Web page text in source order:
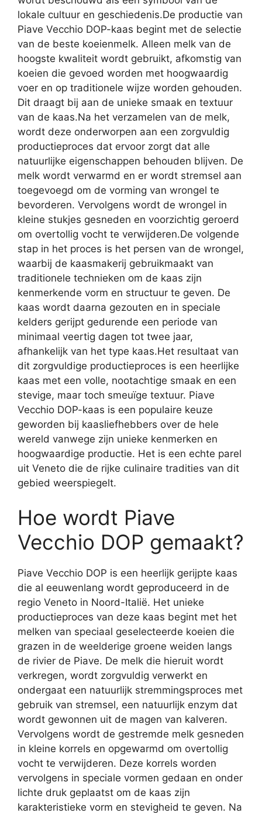
lokale cultuur en geschiedenis.De productie van
Piave Vecchio DOP-kaas begint met de selectie
van de beste koeienmelk. Alleen melk van de
hoogste kwaliteit wordt gebruikt, afkomstig van
koeien die gevoed worden met hoogwaardig
voer en op traditionele wijze worden gehouden.
Dit draagt bij aan de unieke smaak en textuur
van de kaas.Na het verzamelen van de melk,
wordt deze onderworpen aan een zorgvuldig
productieproces dat ervoor zorgt dat alle
natuurlijke eigenschappen behouden blijven. De
melk wordt verwarmd en er wordt stremsel aan
toegevoegd om de vorming van wrongel te
bevorderen. Vervolgens wordt de wrongel in
kleine stukjes gesneden en voorzichtig geroerd
om overtollig vocht te verwijderen.De volgende
stap in het proces is het persen van de wrongel,
waarbij de kaasmakerij gebruikmaakt van
traditionele technieken om de kaas zijn
kenmerkende vorm en structuur te geven. De
kaas wordt daarna gezouten en in speciale
kelders gerijpt gedurende een periode van
minimaal veertig dagen tot twee jaar,
afhankelijk van het type kaas.Het resultaat van
dit zorgvuldige productieproces is een heerlijke
kaas met een volle, nootachtige smaak en een
stevige, maar toch smeuïge textuur. Piave
Vecchio DOP-kaas is een populaire keuze
geworden bij kaasliefhebbers over de hele
wereld vanwege zijn unieke kenmerken en
hoogwaardige productie. Het is een echte parel
uit Veneto die de rijke culinaire tradities van dit
gebied weerspiegelt.
Hoe wordt Piave
Vecchio DOP gemaakt?
Piave Vecchio DOP is een heerlijk gerijpte kaas
die al eeuwenlang wordt geproduceerd in de
regio Veneto in Noord-Italië. Het unieke
productieproces van deze kaas begint met het
melken van speciaal geselecteerde koeien die
grazen in de weelderige groene weiden langs
de rivier de Piave. De melk die hieruit wordt
verkregen, wordt zorgvuldig verwerkt en
ondergaat een natuurlijk stremmingsproces met
gebruik van stremsel, een natuurlijk enzym dat
wordt gewonnen uit de magen van kalveren.
Vervolgens wordt de gestremde melk gesneden
in kleine korrels en opgewarmd om overtollig
vocht te verwijderen. Deze korrels worden
vervolgens in speciale vormen gedaan en onder
lichte druk geplaatst om de kaas zijn
karakteristieke vorm en stevigheid te geven. Na